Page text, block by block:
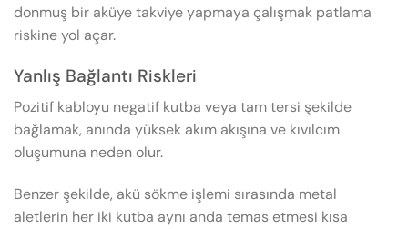
donmuş bir aküye takviye yapmaya çalışmak patlama
riskine yol açar.
Yanlış Bağlantı Riskleri
Pozitif kabloyu negatif kutba veya tam tersi şekilde
bağlamak, anında yüksek akım akışına ve kıvılcım
oluşumuna neden olur.
Benzer şekilde, akü sökme işlemi sırasında metal
aletlerin her iki kutba aynı anda temas etmesi kısa